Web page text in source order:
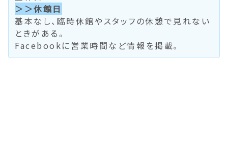
＞＞休館日
基本なし、臨時休館やスタッフの休憩で見れない
ときがある。
Facebookに営業時間など情報を掲載。